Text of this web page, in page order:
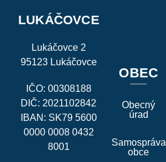
LUKÁČOVCE
Lukáčovce 2
95123 Lukáčovce
IČO: 00308188
DIČ: 2021102842
IBAN: SK79 5600
0000 0008 0432
8001
OBEC
Obecný
úrad
Samospráva
obce